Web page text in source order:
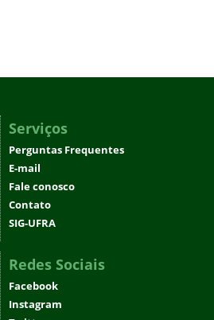
Serviços
Perguntas Frequentes
E-mail
Fale conosco
Contato
SIG-UFRA
Redes Sociais
Facebook
Instagram